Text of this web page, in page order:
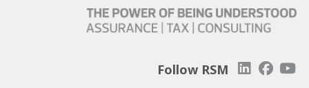
Follow RSM